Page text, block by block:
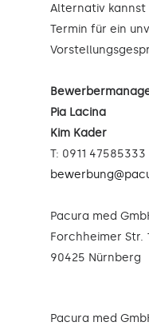
Alternativ kannst
Termin für ein
Pia Lacina
Kim Kader
T: 0911 47585333
Pacura med
Forchheimer Str.
90425 Nürnberg
Pacura med